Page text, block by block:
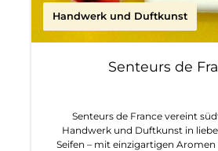
Handwerk und Duftkunst
Senteurs de
Senteurs de France vereint
Handwerk und Duftkunst in
Seifen – mit einzigartigen Aromen